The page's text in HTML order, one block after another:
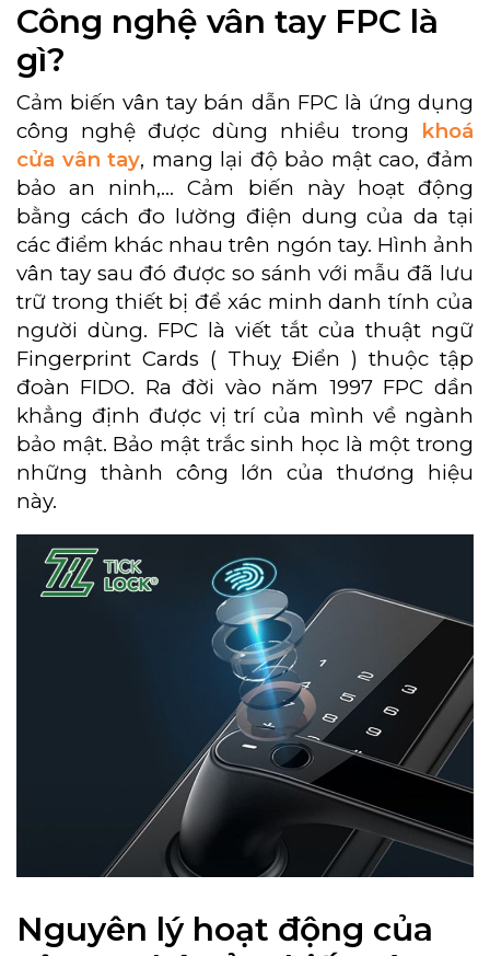
Công nghệ vân tay FPC là
gì?
Cảm biến vân tay bán dẫn FPC là ứng dụng
công nghệ được dùng nhiều trong khoá
cửa vân tay, mang lại độ bảo mật cao, đảm
bảo an ninh,… Cảm biến này hoạt động
bằng cách đo lường điện dung của da tại
các điểm khác nhau trên ngón tay. Hình ảnh
vân tay sau đó được so sánh với mẫu đã lưu
trữ trong thiết bị để xác minh danh tính của
người dùng. FPC là viết tắt của thuật ngữ
Fingerprint Cards ( Thuỵ Điển ) thuộc tập
đoàn FIDO. Ra đời vào năm 1997 FPC dần
khẳng định được vị trí của mình về ngành
bảo mật. Bảo mật trắc sinh học là một trong
những thành công lớn của thương hiệu
này.
Nguyên lý hoạt động của